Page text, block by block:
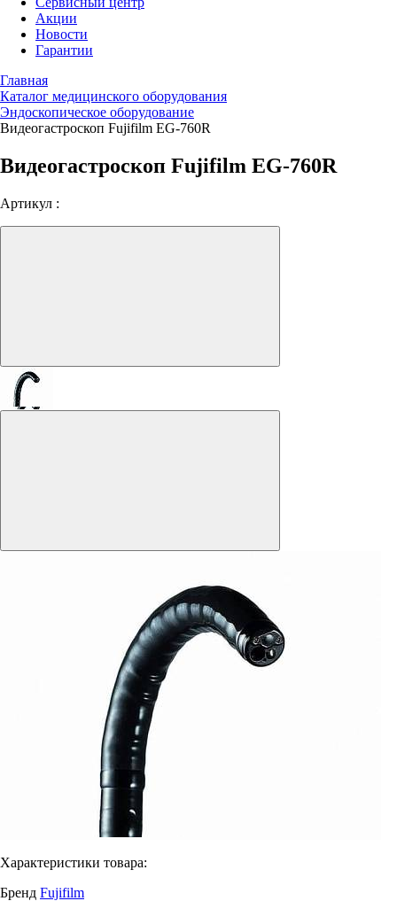
Акции
Новости
Гарантии
Главная
Каталог медицинского оборудования
Эндоскопическое оборудование
Видеогастроскоп Fujifilm EG-760R
Видеогастроскоп Fujifilm EG-760R
Артикул :
Характеристики товара:
Бренд Fujifilm